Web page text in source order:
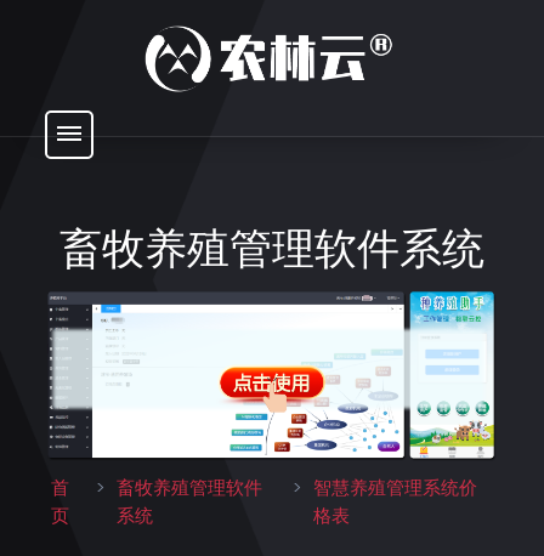
畜牧养殖管理软件系统
首
页
> 畜牧养殖管理软件
系统
> 智慧养殖管理系统价
格表